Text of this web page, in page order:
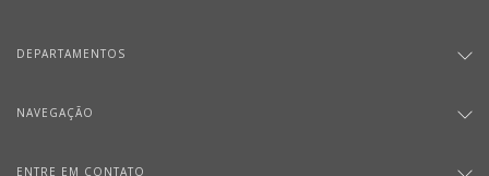
DEPARTAMENTOS
NAVEGAÇÃO
ENTRE EM CONTATO